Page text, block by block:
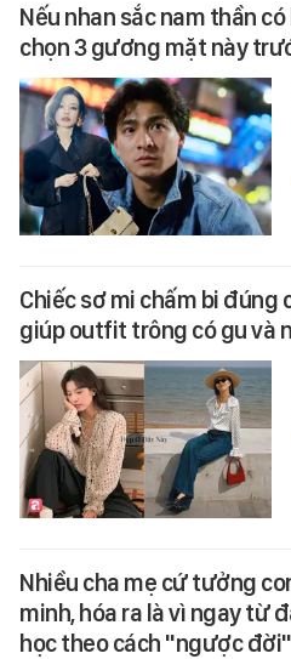
Nếu nhan sắc nam thần
chọn 3 gương mặt này
Chiếc sơ mi chấm bi
giúp outfit trông có gu và
Nhiều cha mẹ cứ tưởng
minh, hóa ra là vì ngay từ
học theo cách "ngược